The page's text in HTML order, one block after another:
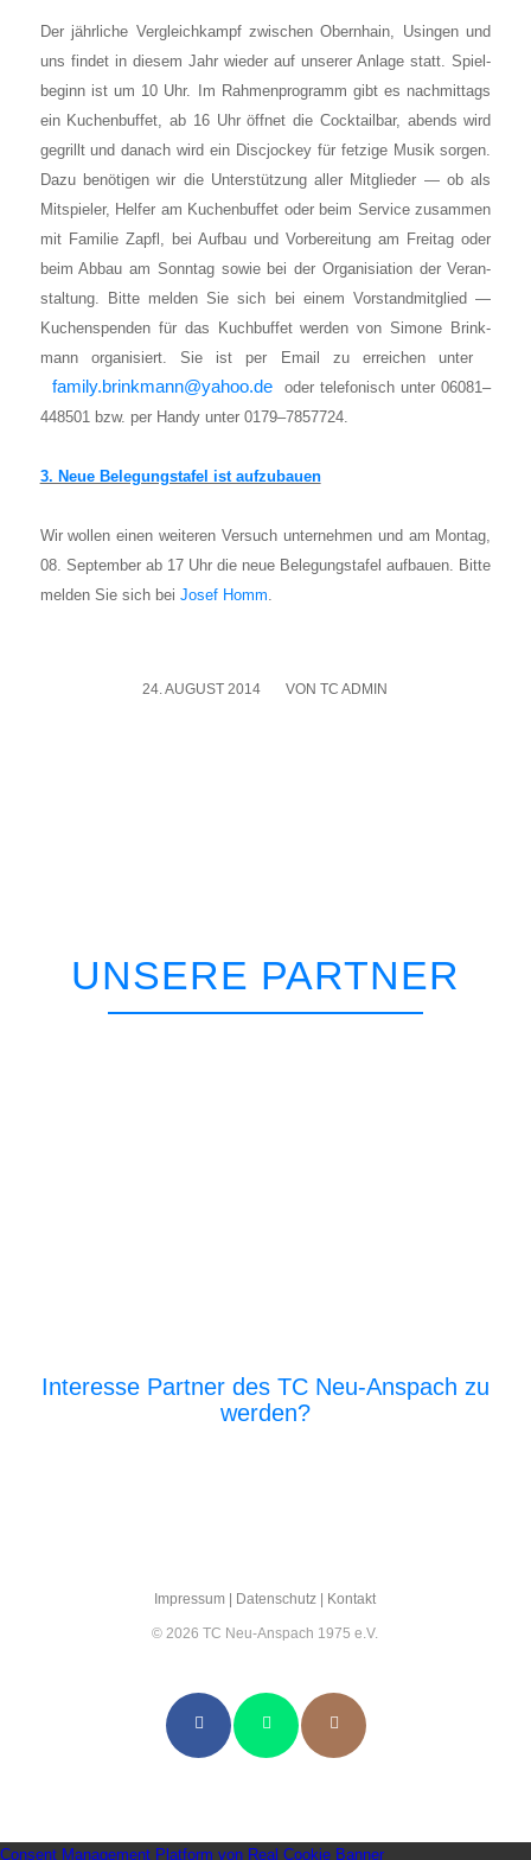
Der jähr­li­che Ver­gleich­kampf zwi­schen Obern­hain, Usin­gen und
uns fin­det in die­sem Jahr wie­der auf unse­rer Anla­ge statt. Spiel­
be­ginn ist um 10 Uhr. Im Rah­men­pro­gramm gibt es nach­mit­tags
ein Kuchen­buf­fet, ab 16 Uhr öff­net die Cock­tail­bar, abends wird
gegrillt und danach wird ein Disc­jo­ckey für fet­zi­ge Musik sor­gen.
Dazu benö­ti­gen wir die Unter­stüt­zung aller Mit­glie­der — ob als
Mit­spie­ler, Hel­fer am Kuchen­buf­fet oder beim Ser­vice zusam­men
mit Fami­lie Zapfl, bei Auf­bau und Vor­be­rei­tung am Frei­tag oder
beim Abbau am Sonn­tag sowie bei der Orga­nisia­ti­on der Ver­an­
stal­tung. Bit­te mel­den Sie sich bei einem Vor­stand­mit­glied —
Kuchen­spen­den für das Kuch­buf­fet wer­den von Simo­ne Brink­
mann orga­ni­siert. Sie ist per Email zu errei­chen unter
family.brinkmann@yahoo.deoder tele­fo­nisch unter 06081–
448501 bzw. per Han­dy unter 0179–7857724.
3. Neue Bele­gungs­ta­fel ist auf­zu­bau­en
Wir wol­len einen wei­te­ren Ver­such unter­neh­men und am Mon­tag,
08. Sep­tem­ber ab 17 Uhr die neue Bele­gungs­ta­fel auf­bau­en. Bit­te
mel­den Sie sich bei Josef Homm
24. AUGUST 2014
/ VONTC ADMIN
UNSERE PARTNER
Interesse Partner des TC Neu-Anspach zu
werden?
Impres­sum | Daten­schutz | Kon­takt
© 2026 TC Neu-Anspach 1975 e.V.
Consent Management Platform von Real Cookie Banner